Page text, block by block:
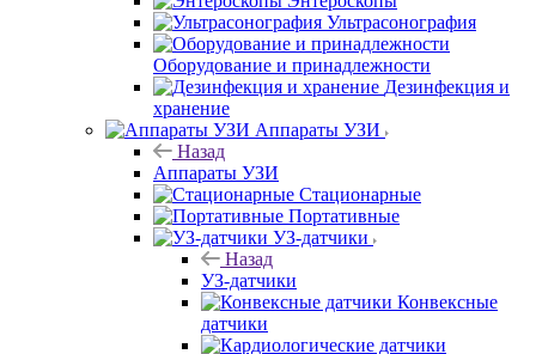
Ультрасонография
Оборудование и принадлежности
Дезинфекция и
хранение
Аппараты УЗИ
Назад
Аппараты УЗИ
Стационарные
Портативные
УЗ-датчики
Назад
УЗ-датчики
Конвексные
датчики